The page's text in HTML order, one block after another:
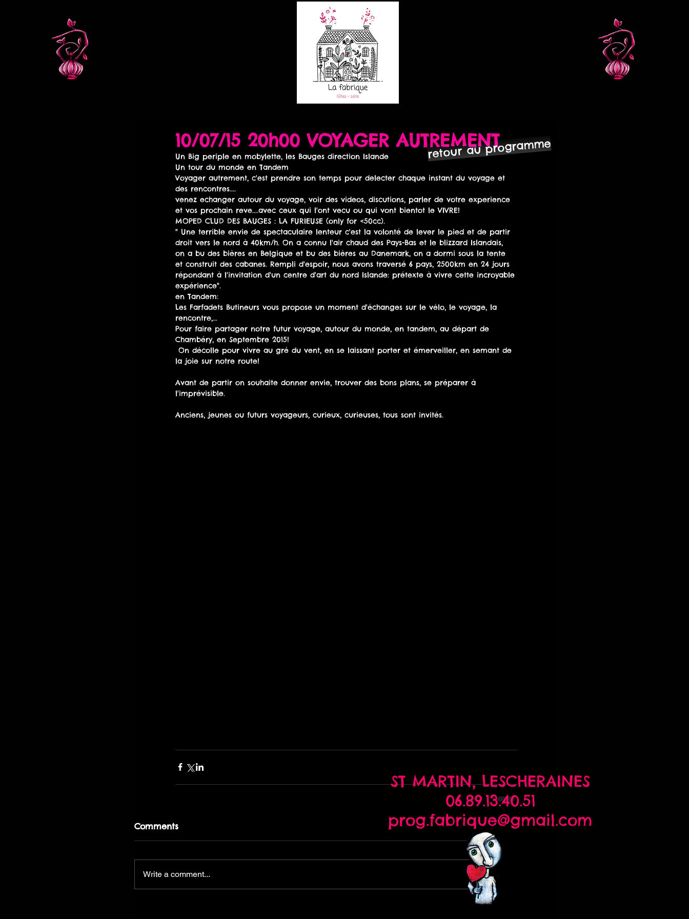
10/07/15 20h00 VOYAGER AUTREMENT
Un Big periple en mobylette, les Bauges direction Islande
Un tour du monde en Tandem
Voyager autrement, c'est prendre son temps pour delecter chaque instant du voyage et
des rencontres....
venez echanger autour du voyage, voir des videos, discutions, parler de votre experience
et vos prochain reve....avec ceux qui l'ont vecu ou qui vont bientot le VIVRE!
MOPED CLUD DES BAUGES : LA FURIEUSE (only for <50cc).
" Une terrible envie de spectaculaire lenteur c'est la volonté de lever le pied et de partir
droit vers le nord à 40km/h. On a connu l'air chaud des Pays-Bas et le blizzard Islandais,
on a bu des bières en Belgique et bu des bières au Danemark, on a dormi sous la tente
et construit des cabanes. Rempli d'espoir, nous avons traversé 6 pays, 2500km en 24 jours
répondant à l'invitation d'un centre d'art du nord Islande: prétexte à vivre cette incroyable
expérience".
en Tandem:
Les Farfadets Butineurs vous propose un moment d'échanges sur le vélo, le voyage, la
rencontre,...
Pour faire partager notre futur voyage, autour du monde, en tandem, au départ de
Chambéry, en Septembre 2015!
la joie sur notre route!
Avant de partir on souhaite donner envie, trouver des bons plans, se préparer à
l'imprévisible.
Anciens, jeunes ou futurs voyageurs, curieux, curieuses, tous sont invités.
Comments
Write a comment...
retour au programme
ST MARTIN, LESCHERAINES
06.89.13.40.51
prog.fabrique@gmail.com